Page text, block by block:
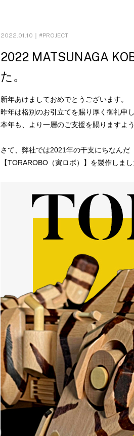
2022.01.10｜ PROJECT
2022 MATSUNAGA
た。
新年あけましておめでとうございます。
昨年は格別のお引立てを賜り厚く御礼申し
本年も、より一層のご支援を賜りますよ
さて、弊社では2021年の干支にちなん
【TORAROBO（寅ロボ）】を製作しまし